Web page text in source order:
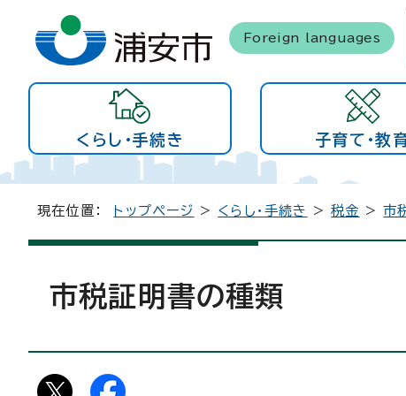
Foreign languages
くらし・手続き 子育て・教
現在位置： トップページ > くらし・手続き >税金 >市
市税証明書の種類